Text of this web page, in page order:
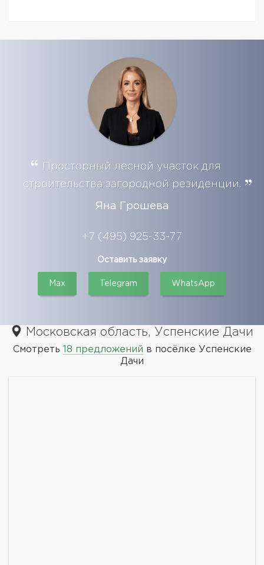
Просторный лесной участок для
строительства загородной резиденции.
Яна Грошева
+7 (495) 925-33-77
Оставить заявку
Max Telegram WhatsApp
Московская область, Успенские Дачи
Смотреть 18 предложений в посёлке Успенские
Дачи